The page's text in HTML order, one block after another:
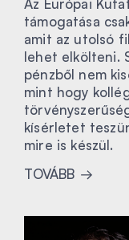
Az Európai
támogatása
amit az utolsó
lehet elkölteni.
pénzből nem
mint hogy
kísérletet
mire is készül.
TOVÁBB